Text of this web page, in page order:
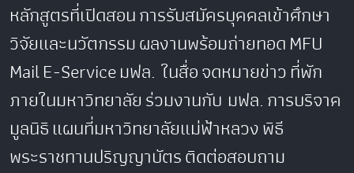
หลักสูตรที่เปิดสอนการรับสมัครบุคคลเข้าศึกษา
วิจัยและนวัตกรรมผลงานพร้อมถ่ายทอดMFU
MailE-Serviceมฟล. ในสื่อจดหมายข่าวที่พัก
ภายในมหาวิทยาลัยร่วมงานกับ มฟล.การบริจาค
มูลนิธิแผนที่มหาวิทยาลัยแม่ฟ้าหลวงพิธี
พระราชทานปริญญาบัตรติดต่อสอบถาม